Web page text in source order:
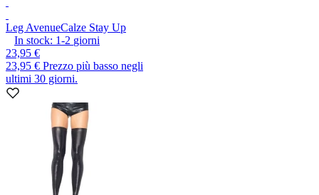
Leg AvenueCalze Stay Up
In stock: 1-2 giorni
23,95 €
23,95 € Prezzo più basso negli
ultimi 30 giorni.